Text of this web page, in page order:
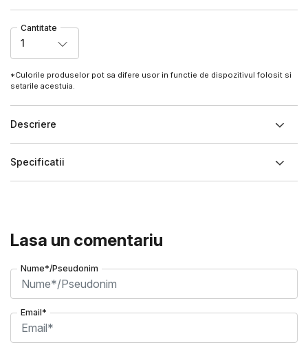
Cantitate
1
*Culorile produselor pot sa difere usor in functie de dispozitivul folosit si
setarile acestuia.
Descriere
Specificatii
Lasa un comentariu
Nume*/Pseudonim
Email*